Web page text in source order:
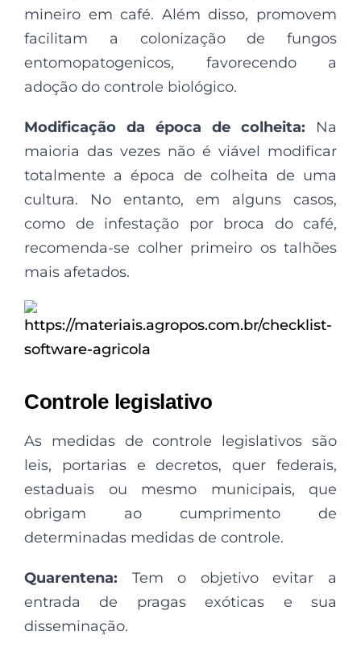
mineiro em café. Além disso, promovem
facilitam a colonização de fungos
entomopatogenicos, favorecendo a
adoção do controle biológico.
Modificação da época de colheita: Na
maioria das vezes não é viável modificar
totalmente a época de colheita de uma
cultura. No entanto, em alguns casos,
como de infestação por broca do café,
recomenda-se colher primeiro os talhões
mais afetados.
Controle legislativo
As medidas de controle legislativos são
leis, portarias e decretos, quer federais,
estaduais ou mesmo municipais, que
obrigam ao cumprimento de
determinadas medidas de controle.
Quarentena: Tem o objetivo evitar a
entrada de pragas exóticas e sua
disseminação.